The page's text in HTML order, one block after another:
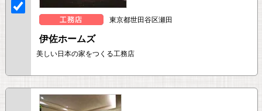
東京都世田谷区瀬田
伊佐ホームズ
美しい日本の家をつくる工務店